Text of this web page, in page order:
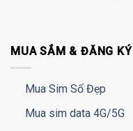
MUA SẮM & ĐĂNG KÝ
Mua Sim Số Đẹp
Mua sim data 4G/5G